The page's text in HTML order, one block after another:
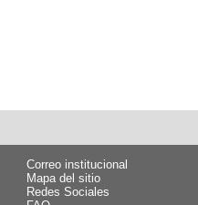
Correo institucional
Mapa del sitio
Redes Sociales